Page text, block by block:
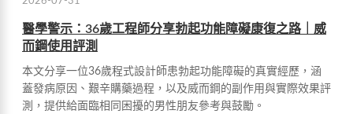
醫學警示：36歲工程師分享勃起功能障礙康復之路｜威
而鋼使用評測
本文分享一位36歲程式設計師患勃起功能障礙的真實經歷，涵
蓋發病原因、艱辛購藥過程，以及威而鋼的副作用與實際效果評
測，提供給面臨相同困擾的男性朋友參考與鼓勵。